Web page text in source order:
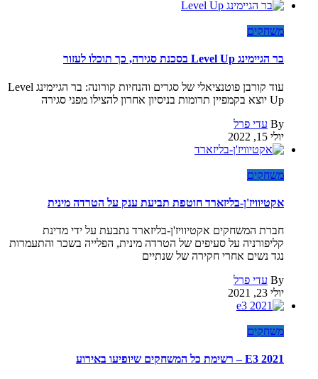
משחקים
בר הגיימינג Level Up בסכנת סגירה, כך תוכלו לעזור
עוד קורבן פוטנציאלי של סגרים והנחיות קורונה: בר הגיימינג Level
Up יוצא בקמפיין תרומות בניסיון אחרון להצילו מפני סגירה
By עדי פרל
יולי 15, 2022
משחקים
אקטיוויז'ן-בליזארד חוטפת תביעת ענק על הטרדה מינית
חברת המשחקים אקטיוויז'ן-בליזארד נתבעת על ידי מדינת
קליפורניה על סעיפים של הטרדה מינית, הפלייה בשכר והתעמרות
נגד נשים אחרי חקירה של שנתיים
By עדי פרל
יולי 23, 2021
משחקים
E3 2021 – רשימת כל המשחקים שיופיעו באירוע